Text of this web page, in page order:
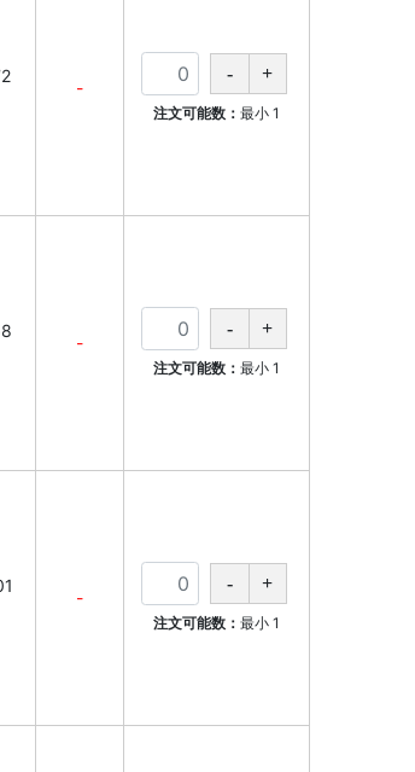
-
注文可能数： 最小 1
-
注文可能数： 最小 1
-
注文可能数： 最小 1